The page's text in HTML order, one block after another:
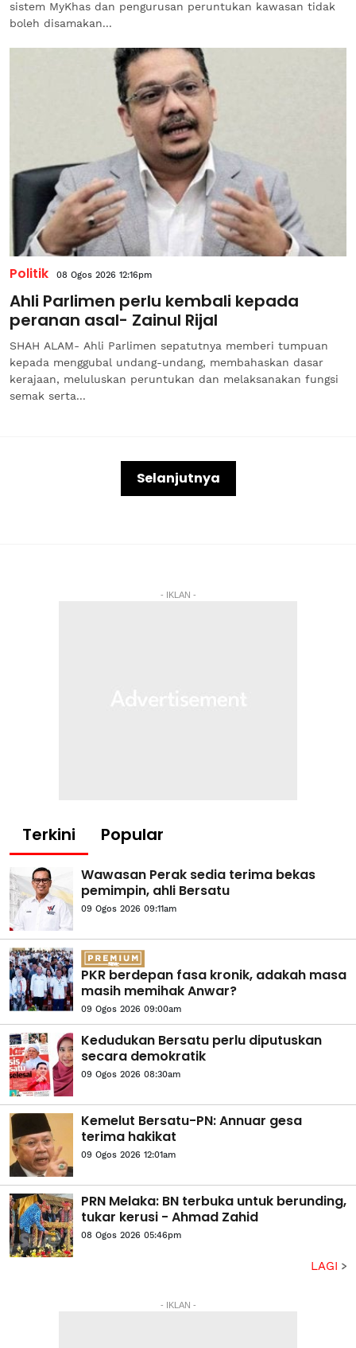
sistem MyKhas dan pengurusan peruntukan kawasan tidak
boleh disamakan...
Politik 08 Ogos 2026 12:16pm
Ahli Parlimen perlu kembali kepada
peranan asal- Zainul Rijal
SHAH ALAM- Ahli Parlimen sepatutnya memberi tumpuan
kepada menggubal undang-undang, membahaskan dasar
kerajaan, meluluskan peruntukan dan melaksanakan fungsi
semak serta...
Selanjutnya
- IKLAN -
Terkini Popular
Wawasan Perak sedia terima bekas
pemimpin, ahli Bersatu
09 Ogos 2026 09:11am
PKR berdepan fasa kronik, adakah masa
masih memihak Anwar?
09 Ogos 2026 09:00am
Kedudukan Bersatu perlu diputuskan
secara demokratik
09 Ogos 2026 08:30am
Kemelut Bersatu-PN: Annuar gesa
terima hakikat
09 Ogos 2026 12:01am
PRN Melaka: BN terbuka untuk berunding,
tukar kerusi - Ahmad Zahid
08 Ogos 2026 05:46pm
LAGI
- IKLAN -